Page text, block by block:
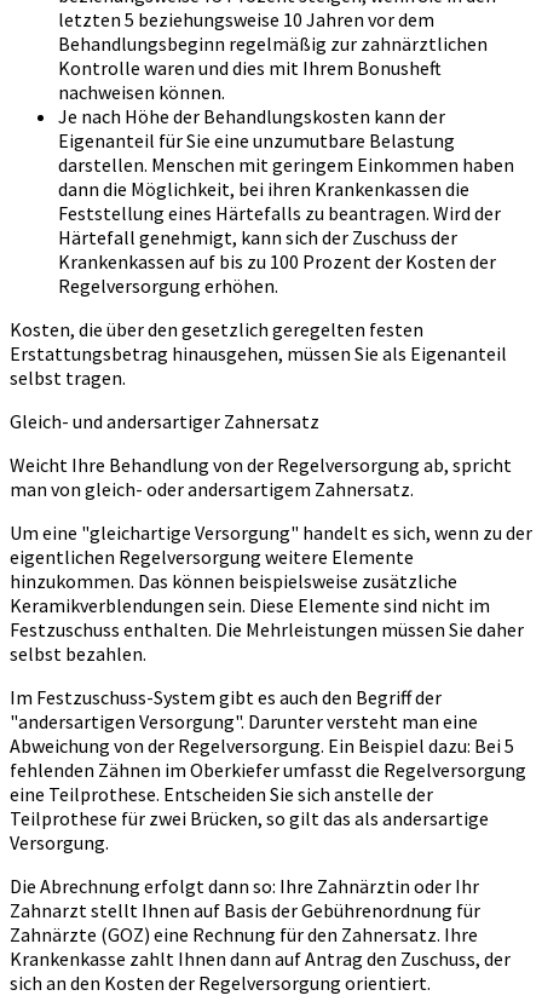
letzten 5 beziehungsweise 10 Jahren vor dem
Behandlungsbeginn regelmäßig zur zahnärztlichen
Kontrolle waren und dies mit Ihrem Bonusheft
nachweisen können.
Je nach Höhe der Behandlungskosten kann der
Eigenanteil für Sie eine unzumutbare Belastung
darstellen. Menschen mit geringem Einkommen haben
dann die Möglichkeit, bei ihren Krankenkassen die
Feststellung eines Härtefalls zu beantragen. Wird der
Härtefall genehmigt, kann sich der Zuschuss der
Krankenkassen auf bis zu 100 Prozent der Kosten der
Regelversorgung erhöhen.
Kosten, die über den gesetzlich geregelten festen
Erstattungsbetrag hinausgehen, müssen Sie als Eigenanteil
selbst tragen.
Gleich- und andersartiger Zahnersatz
Weicht Ihre Behandlung von der Regelversorgung ab, spricht
man von gleich- oder andersartigem Zahnersatz.
Um eine "gleichartige Versorgung" handelt es sich, wenn zu der
eigentlichen Regelversorgung weitere Elemente
hinzukommen. Das können beispielsweise zusätzliche
Keramikverblendungen sein. Diese Elemente sind nicht im
Festzuschuss enthalten. Die Mehrleistungen müssen Sie daher
selbst bezahlen.
Im Festzuschuss-System gibt es auch den Begriff der
"andersartigen Versorgung". Darunter versteht man eine
Abweichung von der Regelversorgung. Ein Beispiel dazu: Bei 5
fehlenden Zähnen im Oberkiefer umfasst die Regelversorgung
eine Teilprothese. Entscheiden Sie sich anstelle der
Teilprothese für zwei Brücken, so gilt das als andersartige
Versorgung.
Die Abrechnung erfolgt dann so: Ihre Zahnärztin oder Ihr
Zahnarzt stellt Ihnen auf Basis der Gebührenordnung für
Zahnärzte (GOZ) eine Rechnung für den Zahnersatz. Ihre
Krankenkasse zahlt Ihnen dann auf Antrag den Zuschuss, der
sich an den Kosten der Regelversorgung orientiert.